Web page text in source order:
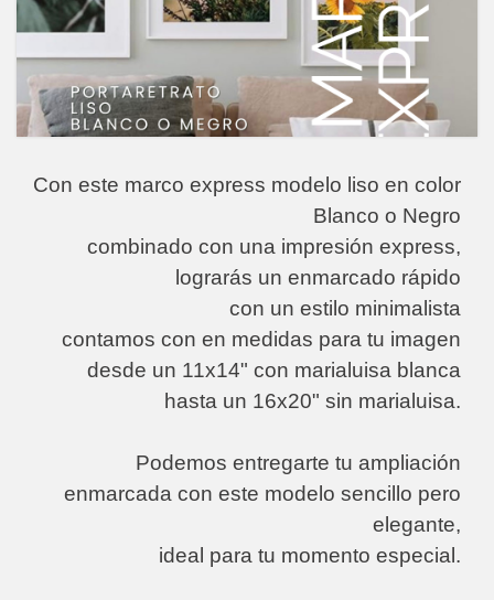
Con este marco express modelo liso en color
Blanco o Negro
combinado con una impresión express,
lograrás un enmarcado rápido
con un estilo minimalista
contamos con en medidas para tu imagen
desde un 11x14" con marialuisa blanca
hasta un 16x20" sin marialuisa.
Podemos entregarte tu ampliación
enmarcada con este modelo sencillo pero
elegante,
ideal para tu momento especial.